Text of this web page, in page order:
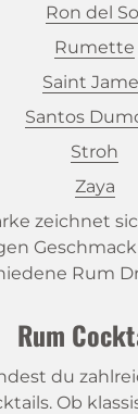
Ron del
Rumette
Saint
Santos
Stroh
Zaya
zeichnet
Rum
Rum
du
Ob